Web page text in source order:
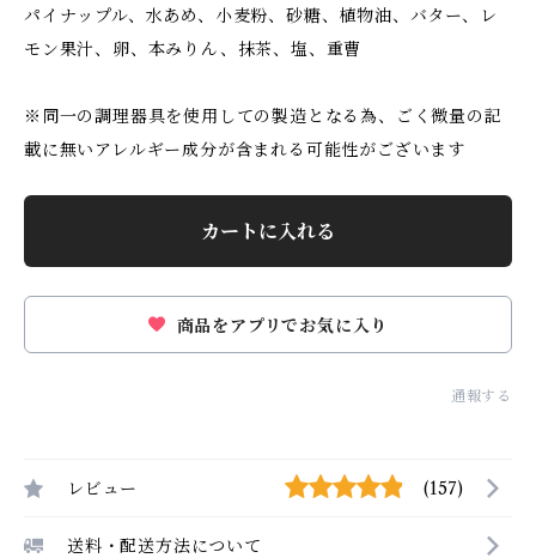
パイナップル、水あめ、小麦粉、砂糖、植物油、バター、レ
モン果汁、卵、本みりん、抹茶、塩、重曹
※同一の調理器具を使用しての製造となる為、ごく微量の記
載に無いアレルギー成分が含まれる可能性がございます
カートに入れる
商品をアプリでお気に入り
通報する
レビュー (157)
送料・配送方法について